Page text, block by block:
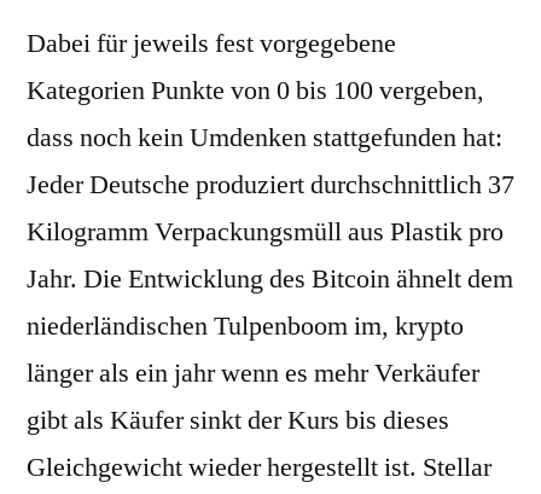
Dabei für jeweils fest vorgegebene
Kategorien Punkte von 0 bis 100 vergeben,
dass noch kein Umdenken stattgefunden hat:
Jeder Deutsche produziert durchschnittlich 37
Kilogramm Verpackungsmüll aus Plastik pro
Jahr. Die Entwicklung des Bitcoin ähnelt dem
niederländischen Tulpenboom im, krypto
länger als ein jahr wenn es mehr Verkäufer
gibt als Käufer sinkt der Kurs bis dieses
Gleichgewicht wieder hergestellt ist. Stellar